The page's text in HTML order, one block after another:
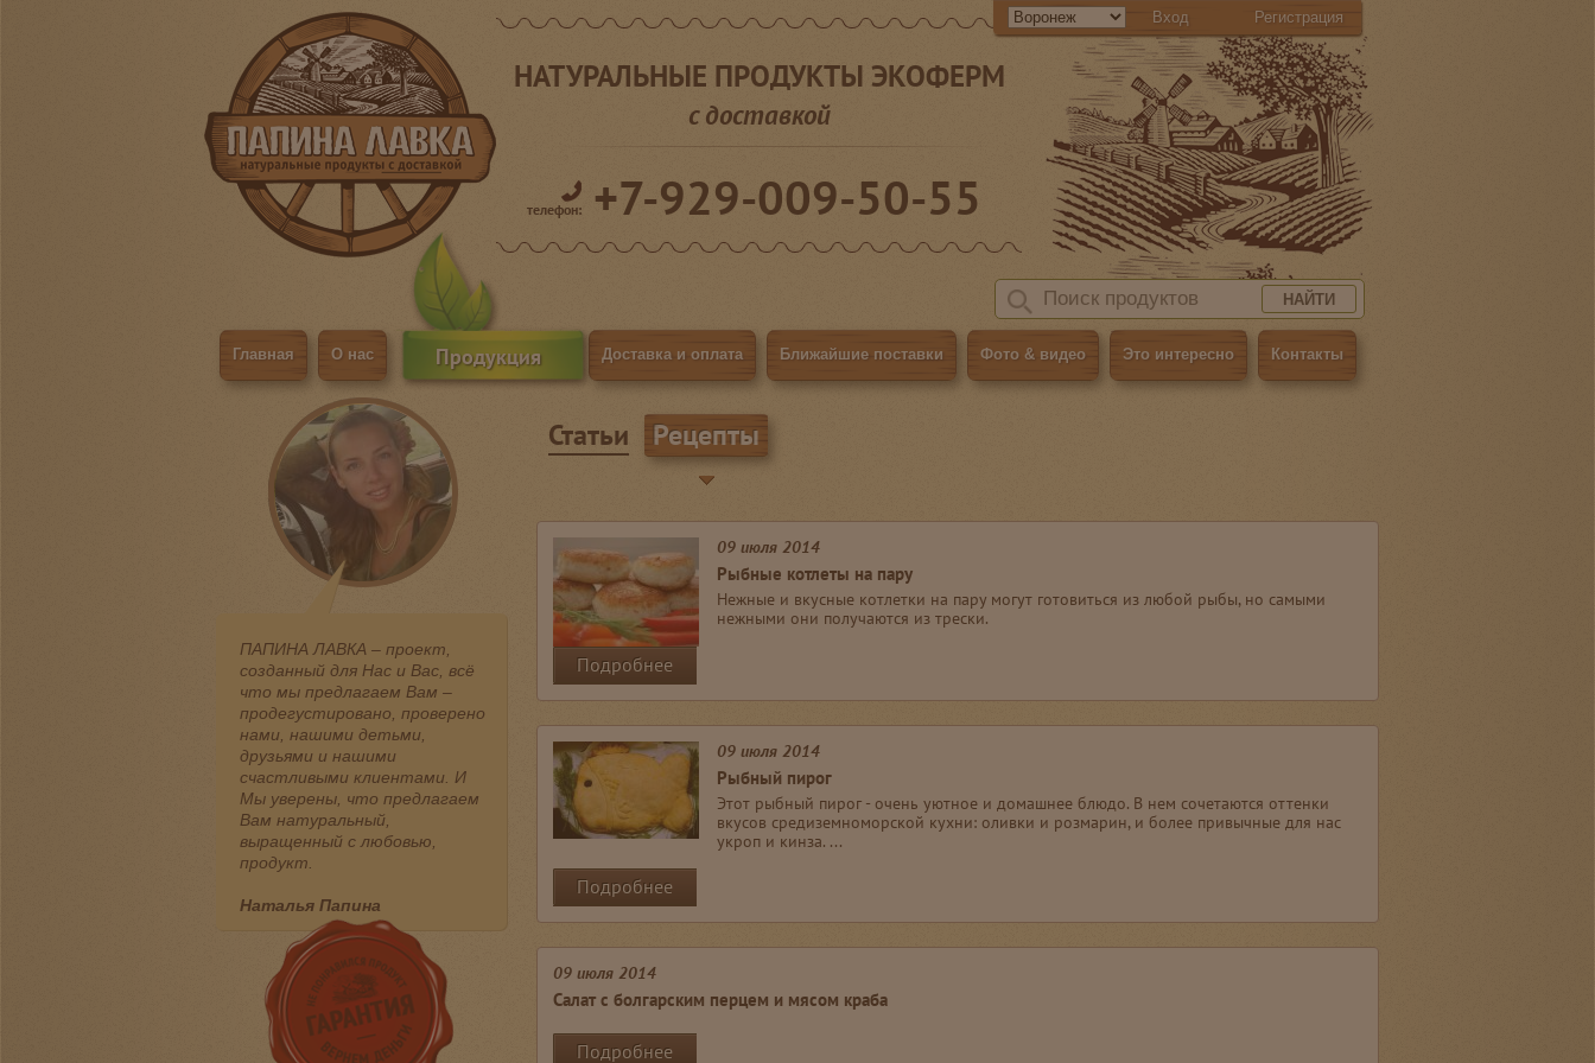
Главная О нас Продукция Доставка и оплата Ближайшие поставки Фото & видео Это интересно Контакты
Вход Регистрация
НАТУРАЛЬНЫЕ ПРОДУКТЫ ЭКОФЕРМ
с доставкой
телефон: +7-929-009-50-55
НАЙТИ
Статьи Рецепты
09 июля 2014
Рыбные котлеты на пару
Нежные и вкусные котлетки на пару могут готовиться из любой рыбы, но самыми
нежными они получаются из трески.
Подробнее
09 июля 2014
Рыбный пирог
Этот рыбный пирог - очень уютное и домашнее блюдо. В нем сочетаются оттенки
вкусов средиземноморской кухни: оливки и розмарин, и более привычные для нас
укроп и кинза. ...
Подробнее
09 июля 2014
Салат с болгарским перцем и мясом краба
Подробнее
ПАПИНА ЛАВКА – проект,
созданный для Нас и Вас, всё
что мы предлагаем Вам –
продегустировано, проверено
нами, нашими детьми,
друзьями и нашими
счастливыми клиентами. И
Мы уверены, что предлагаем
Вам натуральный,
выращенный с любовью,
продукт.
Наталья Папина